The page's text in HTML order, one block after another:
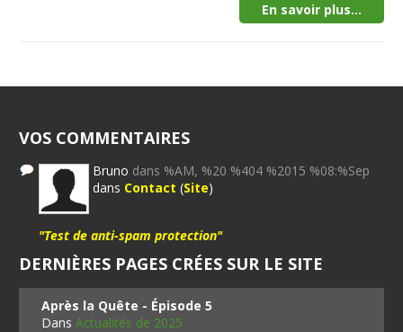
En savoir plus...
VOS COMMENTAIRES
Bruno dans %AM, %20 %404 %2015 %08:%Sep
dans Contact (Site)
"Test de anti-spam protection"
DERNIÈRES PAGES CRÉES SUR LE SITE
Après la Quête - Épisode 5
DansActualités de 2025